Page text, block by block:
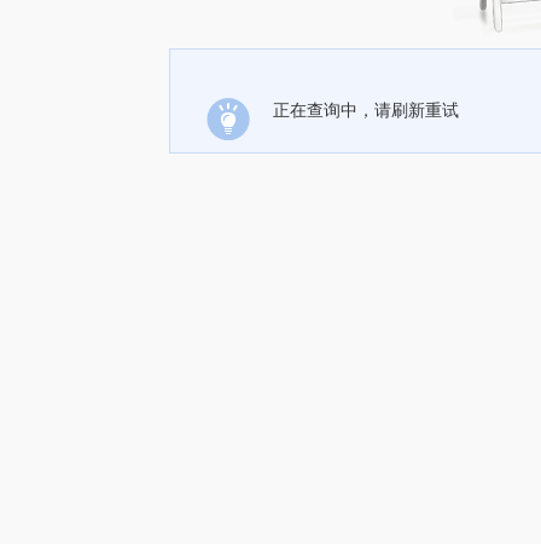
正在查询中，请刷新重试